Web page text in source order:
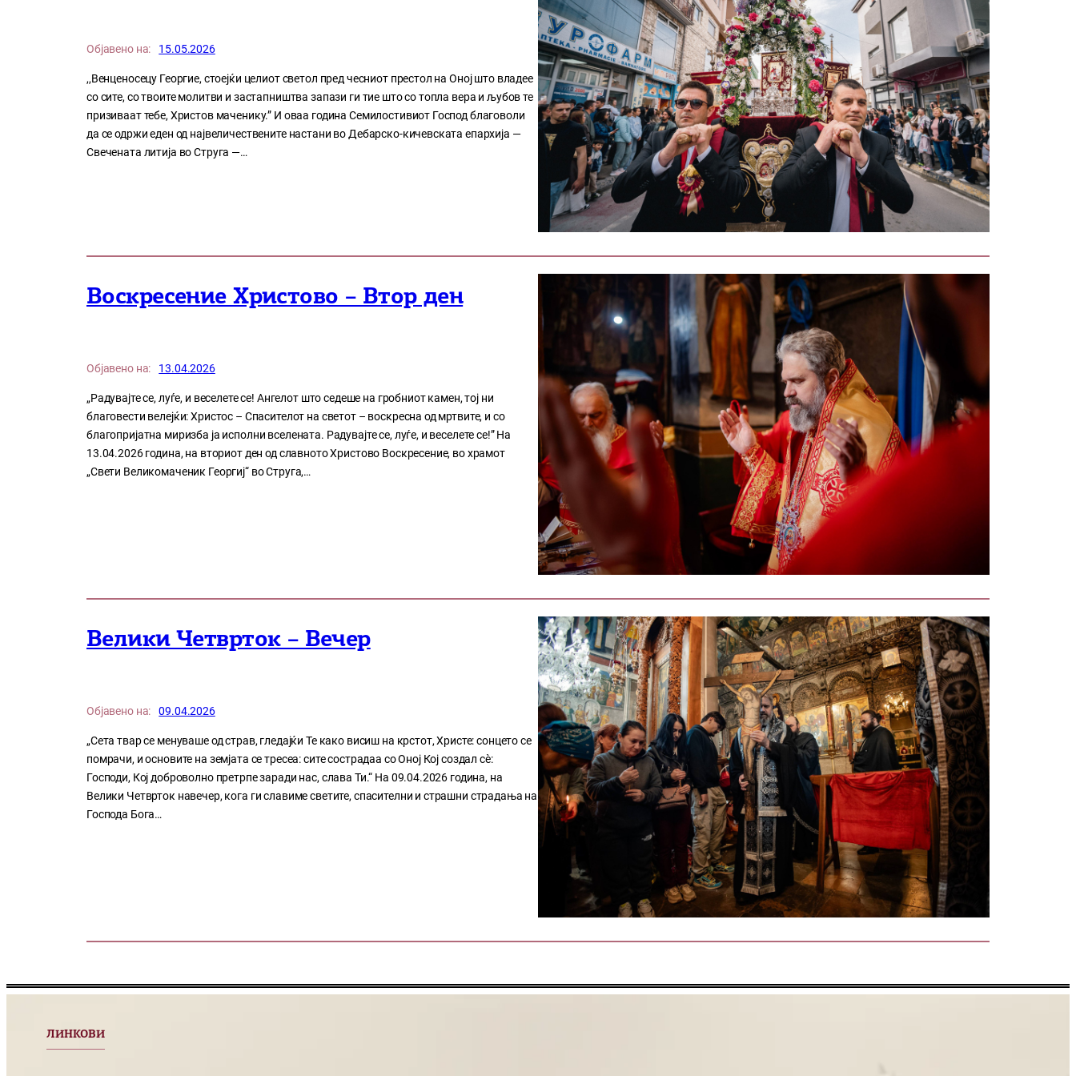
Објавено на: 15.05.2026
,,Венценосецу Георгие, стоејќи целиот светол пред чесниот престол на Оној што владее
со сите, со твоите молитви и застапништва запази ги тие што со топла вера и љубов те
призиваат тебе, Христов маченику.” И оваа година Семилостивиот Господ благоволи
да се одржи еден од највеличествените настани во Дебарско-кичевската епархија —
Свечената литија во Струга —…
Воскресение Христово – Втор ден
Објавено на: 13.04.2026
„Радувајте се, луѓе, и веселете се! Ангелот што седеше на гробниот камен, тој ни
благовести велејќи: Христос – Спасителот на светот – воскресна од мртвите, и со
благопријатна миризба ја исполни вселената. Радувајте се, луѓе, и веселете се!” На
13.04.2026 година, на вториот ден од славното Христово Воскресение, во храмот
„Свети Великомаченик Георгиј“ во Струга,…
Велики Четврток – Вечер
Објавено на: 09.04.2026
„Сета твар се менуваше од страв, гледајќи Те како висиш на крстот, Христе: сонцето се
помрачи, и основите на земјата се тресеа: сите сострадаа со Оној Кој создал сѐ:
Господи, Кој доброволно претрпе заради нас, слава Ти.“ На 09.04.2026 година, на
Велики Четврток навечер, кога ги славиме светите, спасителни и страшни страдања на
Господа Бога…
ЛИНКОВИ